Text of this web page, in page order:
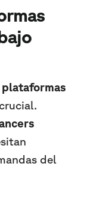
plataformas
del